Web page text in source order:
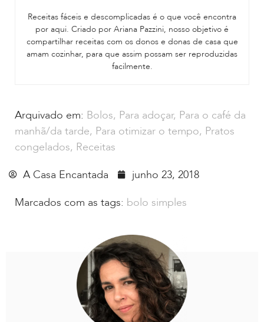
Receitas fáceis e descomplicadas é o que você encontra
por aqui. Criado por Ariana Pazzini, nosso objetivo é
compartilhar receitas com os donos e donas de casa que
amam cozinhar, para que assim possam ser reproduzidas
facilmente.
Arquivado em: Bolos, Para adoçar, Para o café da
manhã/da tarde, Para otimizar o tempo, Pratos
congelados, Receitas
A Casa Encantada
junho 23, 2018
Marcados com as tags: bolo simples